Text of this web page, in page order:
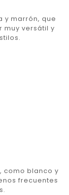
y marrón, que
muy versátil y
como blanco y
frecuentes